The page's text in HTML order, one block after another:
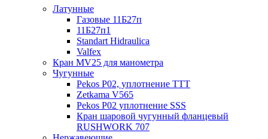
Латунные
Газовые 11Б27п
11Б27п1
Standart Hidraulica
Valfex
Кран MV25 для манометра
Чугунные
Pekos P02, уплотнение ТТТ
Zetkama V565
Pekos P02 уплотнение SSS
Кран шаровой чугунный фланцевый
RUSHWORK 707